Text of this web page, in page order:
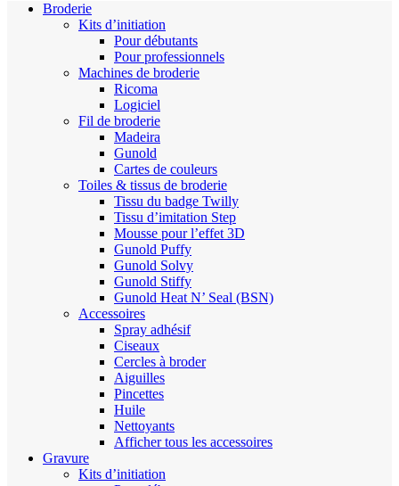
Broderie
Kits d’initiation
Pour débutants
Pour professionnels
Machines de broderie
Ricoma
Logiciel
Fil de broderie
Madeira
Gunold
Cartes de couleurs
Toiles & tissus de broderie
Tissu du badge Twilly
Tissu d’imitation Step
Mousse pour l’effet 3D
Gunold Puffy
Gunold Solvy
Gunold Stiffy
Gunold Heat N’ Seal (BSN)
Accessoires
Spray adhésif
Ciseaux
Cercles à broder
Aiguilles
Pincettes
Huile
Nettoyants
Afficher tous les accessoires
Gravure
Kits d’initiation